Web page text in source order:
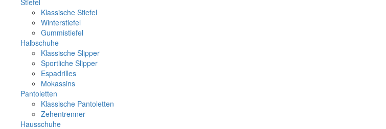
Klassische Stiefel
Winterstiefel
Gummistiefel
Halbschuhe
Klassische Slipper
Sportliche Slipper
Espadrilles
Mokassins
Pantoletten
Klassische Pantoletten
Zehentrenner
Hausschuhe